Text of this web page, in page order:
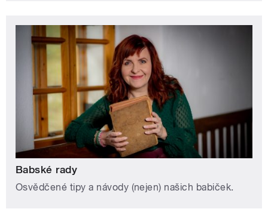
Babské rady
Osvědčené tipy a návody (nejen) našich babiček.